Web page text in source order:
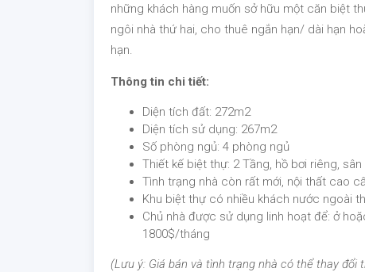
những khách hàng muốn sở hữu một căn biệt
ngôi nhà thứ hai, cho thuê ngắn hạn/ dài hạn
hạn.
Thông tin chi tiết:
Diện tích đất: 272m2
Diện tích sử dụng: 267m2
Số phòng ngủ: 4 phòng ngủ
Thiết kế biệt thự: 2 Tầng, hồ bơi riêng,
Tình trạng nhà còn rất mới, nội thất cao
Khu biệt thự có nhiều khách nước ngoài
Chủ nhà được sử dụng linh hoạt để: ở
1800$/tháng
(Lưu ý: Giá bán và tình trạng nhà có thể thay